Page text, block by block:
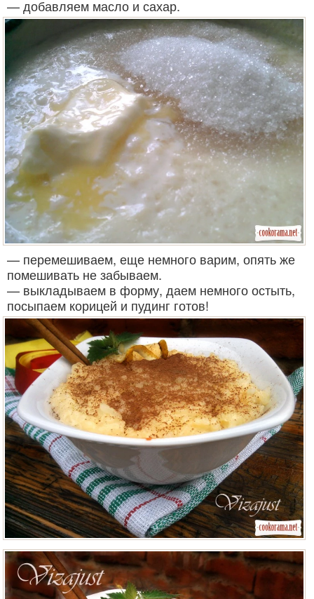
— добавляем масло и сахар.
— перемешиваем, еще немного варим, опять же
помешивать не забываем.
— выкладываем в форму, даем немного остыть,
посыпаем корицей и пудинг готов!